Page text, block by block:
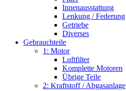
Innenausstattung
Lenkung / Federung
Getriebe
Diverses
Gebrauchteile
1: Motor
Luftfilter
Komplette Motoren
Übrige Teile
2: Kraftstoff / Abgasanlage